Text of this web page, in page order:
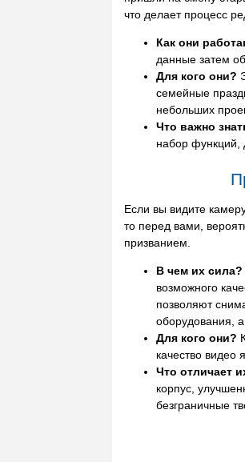
что делает процесс
Как они
данные затем
Для кого они?
семейные
небольших
Что важно
набор функций,
Если вы видите
то перед вами,
призванием.
В чем их сила?
возможного
позволяют
оборудования,
Для кого они?
качество видео
Что отличает
корпус,
безграничные